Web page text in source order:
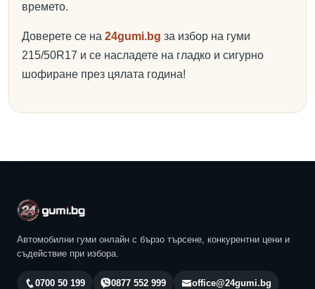
времето.
Доверете се на 24gumi.bg за избор на гуми
215/50R17 и се насладете на гладко и сигурно
шофиране през цялата година!
Автомобилни гуми онлайн с бързо търсене, конкурентни цени и
съдействие при избора.
0700 50 199 0877 552 999 office@24gumi.bg